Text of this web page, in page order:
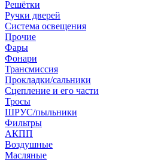
Решётки
Ручки дверей
Система освещения
Прочие
Фары
Фонари
Трансмиссия
Прокладки/сальники
Сцепление и его части
Тросы
ШРУС/пыльники
Фильтры
АКПП
Воздушные
Масляные